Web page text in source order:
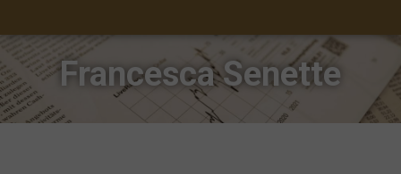
Francesca Senette